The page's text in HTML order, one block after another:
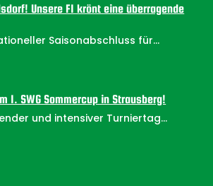
Unsere F1 krönt eine überragende
Saisonabschluss für...
1. SWG Sommercup in Strausberg!
und intensiver Turniertag...